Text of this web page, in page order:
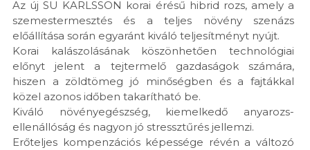
Az új SU KARLSSON korai érésű hibrid rozs, amely a
szemestermesztés és a teljes növény szenázs
előállítása során egyaránt kiváló teljesítményt nyújt.
Korai kalászolásának köszönhetően technológiai
előnyt jelent a tejtermelő gazdaságok számára,
hiszen a zöldtömeg jó minőségben és a fajtákkal
közel azonos időben takarítható be.
Kiváló növényegészség, kiemelkedő anyarozs-
ellenállóság és nagyon jó stressztűrés jellemzi.
Erőteljes kompenzációs képessége révén a változó